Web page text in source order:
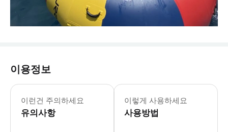
이용정보
이런건 주의하세요
유의사항
이렇게 사용하세요
사용방법